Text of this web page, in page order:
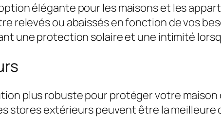
élégante pour les maisons et les
relevés ou abaissés en fonction de vos
une protection solaire et une intimité
plus robuste pour protéger votre
stores extérieurs peuvent être la